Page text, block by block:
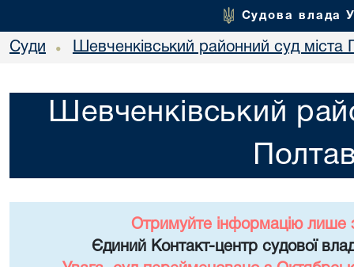
Судова влада
Суди • Шевченківський районний суд міста
Шевченківський
Отримуйте інформацію лише
Єдиний Контакт-центр судової